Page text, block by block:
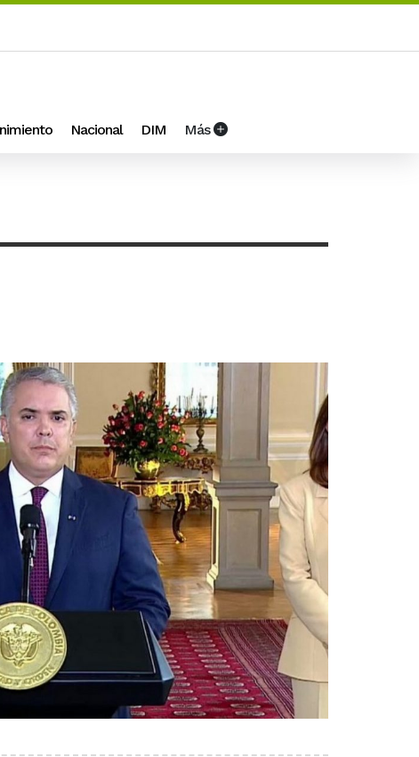
Nacional DIM Más